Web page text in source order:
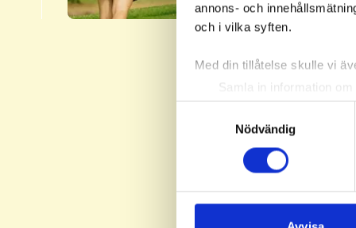
annons- och
och i vilka syften.
Med din tillåtelse skulle vi
Samla in information
Identifiera din enhet
Ta reda på mer om hur
eller dra tillbaka ditt
sociala medier och
till de sociala medier och
Nödvändig